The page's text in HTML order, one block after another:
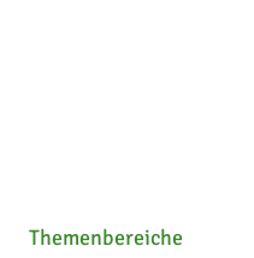
Themenbereiche